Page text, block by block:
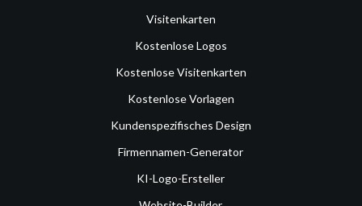
Visitenkarten
Kostenlose Logos
Kostenlose Visitenkarten
Kostenlose Vorlagen
Kundenspezifisches Design
Firmennamen-Generator
KI-Logo-Ersteller